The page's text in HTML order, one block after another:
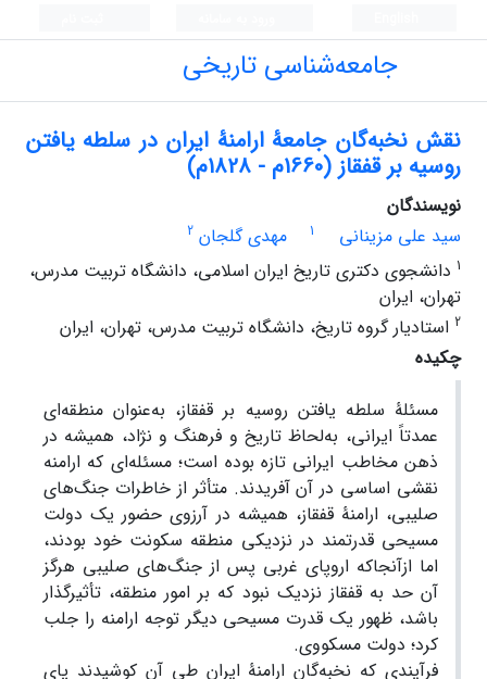
جامعه‌شناسی تاریخی
نقش نخبه‌‌گان جامعۀ ارامنۀ ایران در سلطه یافتن
روسیه بر قفقاز (1660م - 1828م)
نویسندگان
سید علی مزینانی
1 مهدی گلجان 2
1 دانشجوی دکتری تاریخ ایران اسلامی، دانشگاه تربیت مدرس،
تهران، ایران
2 استادیار گروه تاریخ، دانشگاه تربیت مدرس، تهران، ایران
چکیده
مسئلۀ سلطه یافتن روسیه بر قفقاز، به‌عنوان منطقه‌ای
عمدتاً ایرانی، به‌لحاظ تاریخ و فرهنگ و نژاد، همیشه در
ذهن مخاطب ایرانی تازه بوده است؛ مسئله‌ای که ارامنه
نقشی اساسی در آن آفریدند. متأثر از خاطرات جنگ‌های
صلیبی، ارامنۀ قفقاز، همیشه در آرزوی حضور یک دولت
مسیحی قدرتمند در نزدیکی منطقه سکونت خود بودند،
اما ازآنجا‌که اروپای غربی پس از جنگ‌های صلیبی هرگز
آن حد به قفقاز نزدیک نبود که بر امور منطقه، تأثیرگذار
باشد، ظهور یک قدرت مسیحی دیگر توجه ارامنه را جلب
کرد؛ دولت مسکووی.
فرآیندی که نخبه‌گان ارامنۀ ایران طی آن کوشیدند پای